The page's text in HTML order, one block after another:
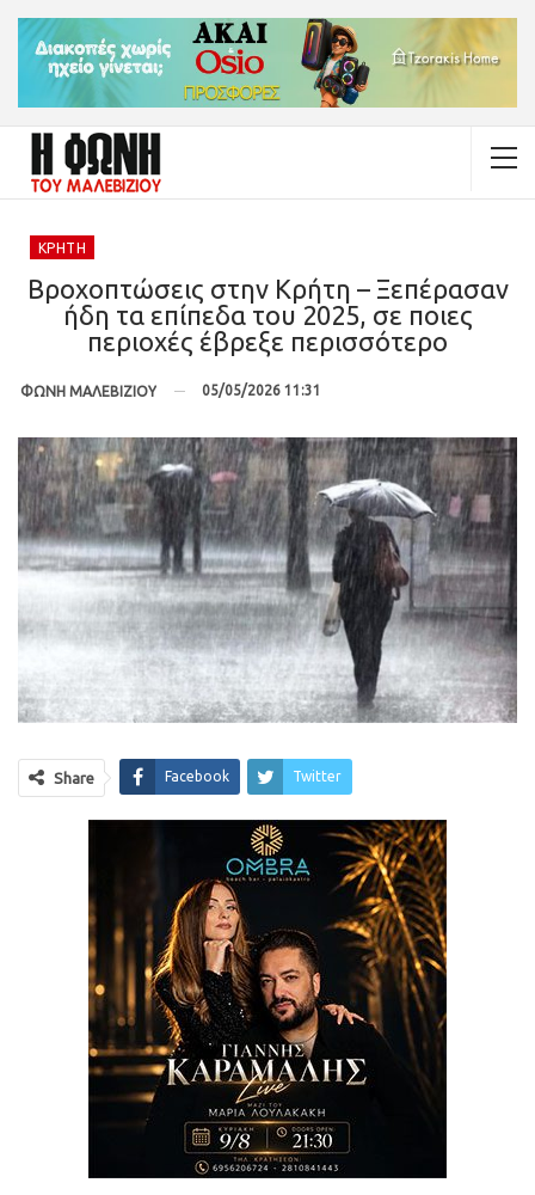
ΚΡΉΤΗ
Βροχοπτώσεις στην Κρήτη – Ξεπέρασαν
ήδη τα επίπεδα του 2025, σε ποιες
περιοχές έβρεξε περισσότερο
ΦΩΝΗ ΜΑΛΕΒΙΖΙΟΥ 05/05/2026 11:31
Share Facebook Twitter